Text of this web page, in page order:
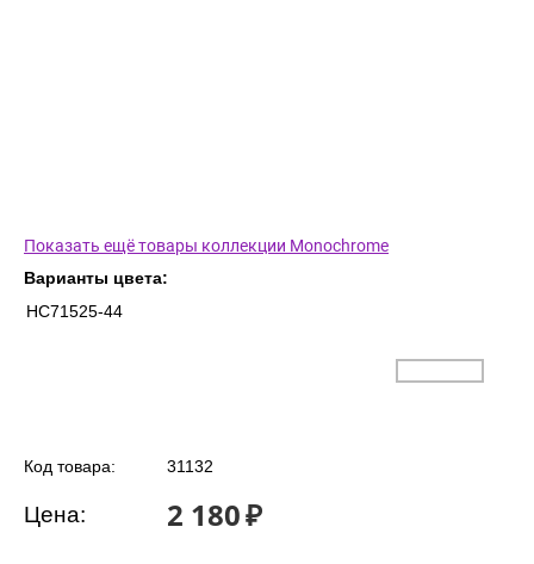
Показать ещё товары коллекции Monochrome
Варианты цвета:
HC71525-44
Код товара: 31132
Цена: 2 180₽